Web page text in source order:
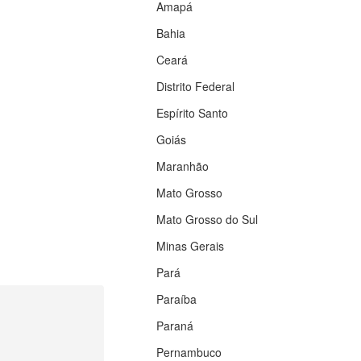
Amapá
Bahia
Ceará
Distrito Federal
Espírito Santo
Goiás
Maranhão
Mato Grosso
Mato Grosso do Sul
Minas Gerais
Pará
Paraíba
Paraná
Pernambuco